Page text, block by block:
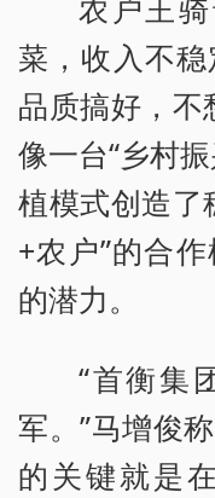
农户王
菜，收入不
品质搞好，不
像一台“乡村
植模式创造了
+农户”的合
的潜力。
“首衡集
军。”马增俊
的关键就是